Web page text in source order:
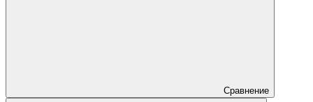
Сравнение